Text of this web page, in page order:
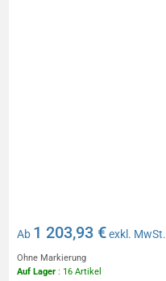
Ab 1 203,93 €exkl. MwSt.
Ohne Markierung
Auf Lager : 16 Artikel